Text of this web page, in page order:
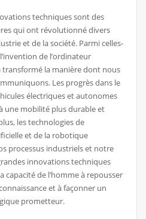
techniques sont des
qui ont révolutionné divers
et de la société. Parmi celles-
de l’ordinateur
transformé la manière dont nous
Les progrès dans le
électriques et autonomes
une mobilité plus durable et
les technologies de
et de la robotique
processus industriels et notre
innovations techniques
capacité de l’homme à repousser
et à façonner un
prometteur.